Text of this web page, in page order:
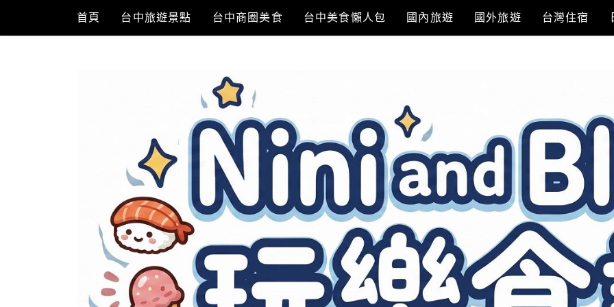
content
首頁 台中旅遊景點 台中商圈美食 台中美食懶人包 國內旅遊 國外旅遊 台灣住宿